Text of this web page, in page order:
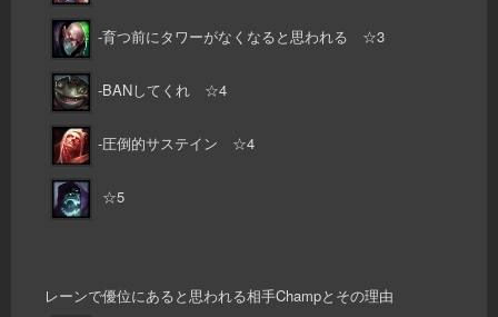
-育つ前にタワーがなくなると思われる ☆3
-BANしてくれ ☆4
-圧倒的サステイン ☆4
☆5
レーンで優位にあると思われる相手Champとその理由